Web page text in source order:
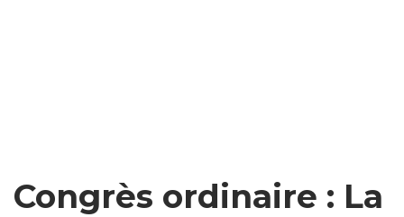
Congrès ordinaire : La